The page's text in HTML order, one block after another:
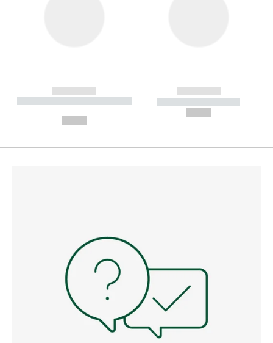
------------
----------- ----------- --------
------------
----------- -----------